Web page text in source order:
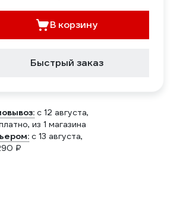
В корзину
Быстрый заказ
c 12 августа,
, из 1 магазина
c 13 августа,
₽